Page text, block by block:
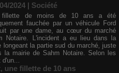
2024 | Société
fillette de moins de 10 ans a été
fauchée par un véhicule Ford
par une dame, au cœur du marché
Notaire. L'incident a eu lieu dans la
longeant la partie sud du marché, juste
la mairie de Sahm Notaire. Selon les
, une fillette de 10 ans